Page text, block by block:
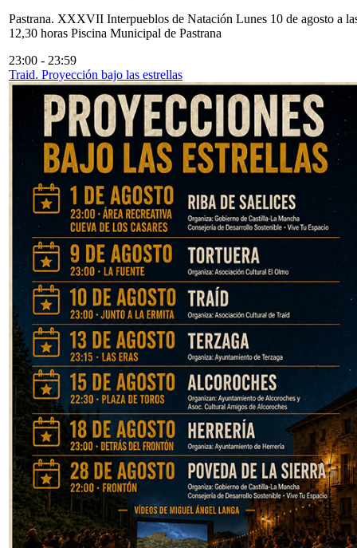
Pastrana. XXXVII Interpueblos de Natación Lunes 10 de agosto a
12,30 horas Piscina Municipal de Pastrana
23:00 - 23:59
Traid. Proyección bajo las estrellas